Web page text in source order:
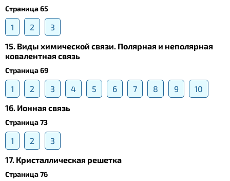
Страница 65
1 2
3
15. Виды химической связи. Полярная и неполярная
ковалентная связь
Страница 69
1 2 3 4 5 6 7 8 9
10
16. Ионная связь
Страница 73
1 2
3
17. Кристаллическая решетка
Страница 76